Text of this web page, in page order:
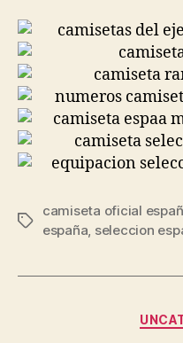
Etiquetas
camiseta oficial
españa, seleccion